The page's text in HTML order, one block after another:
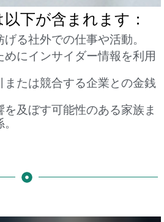
下が含まれます：
る社外での仕事や活動。
めにインサイダー情報を利用
または競合する企業との金銭
を及ぼす可能性のある家族ま